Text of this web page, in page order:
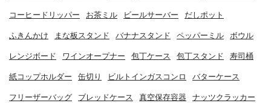
コーヒードリッパー お茶ミル ビールサーバー だしポット
ふきんかけ まな板スタンド バナナスタンド ペッパーミル ボウル
レンジボード ワインオープナー 包丁ケース 包丁スタンド 寿司桶
紙コップホルダー 缶切り ビルトインガスコンロ バターケース
フリーザーバッグ ブレッドケース 真空保存容器 ナッツクラッカー